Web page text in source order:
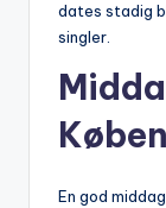
dates stadig
singler.
En god